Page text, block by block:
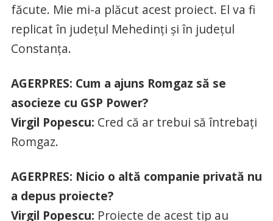
făcute. Mie mi-a plăcut acest proiect. El va fi
replicat în judeţul Mehedinţi şi în judeţul
Constanţa.
AGERPRES: Cum a ajuns Romgaz să se
asocieze cu GSP Power?
Virgil Popescu: Cred că ar trebui să întrebaţi
Romgaz.
AGERPRES: Nicio o altă companie privată nu
a depus proiecte?
Virgil Popescu: Proiecte de acest tip au